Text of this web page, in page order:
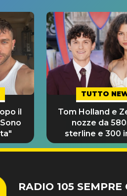
il
TUTTO
Tom Holland e
nozze da
sterline e 300
RADIO 105 SEMPRE